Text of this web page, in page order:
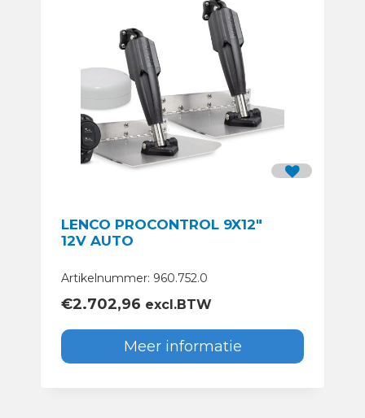
LENCO PROCONTROL 9X12″
12V AUTO
Artikelnummer: 960.752.0
€2.702,96 excl.BTW
Meer informatie